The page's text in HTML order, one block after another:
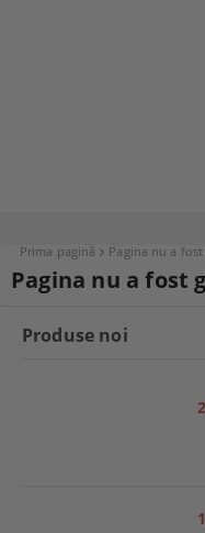
Prima pagină Pagina nu a fost
Pagina nu a fost
Produse noi